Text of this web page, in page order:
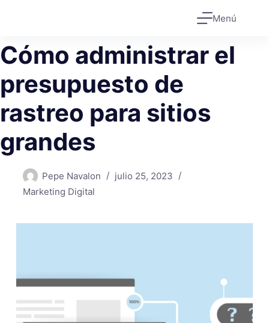
Menú
Cómo administrar el
presupuesto de
rastreo para sitios
grandes
Pepe Navalon
julio 25, 2023
Marketing Digital